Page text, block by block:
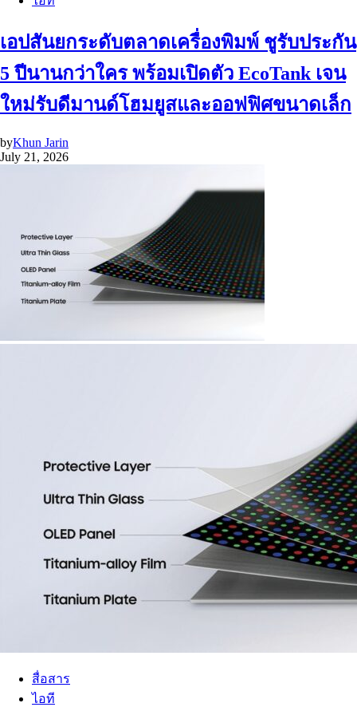
เอปสันยกระดับตลาดเครื่องพิมพ์ ชูรับประกัน
5 ปีนานกว่าใคร พร้อมเปิดตัว EcoTank เจน
ใหม่รับดีมานด์โฮมยูสและออฟฟิศขนาดเล็ก
byKhun Jarin
July 21, 2026
สื่อสาร
ไอที